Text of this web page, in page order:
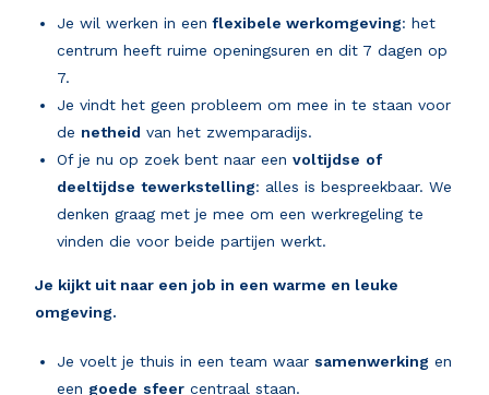
Je wil werken in een flexibele werkomgeving: het
centrum heeft ruime openingsuren en dit 7 dagen op
7.
Je vindt het geen probleem om mee in te staan voor
de netheid van het zwemparadijs.
Of je nu op zoek bent naar eenvoltijdse of
deeltijdse tewerkstelling: alles is bespreekbaar. We
denken graag met je mee om een werkregeling te
vinden die voor beide partijen werkt.
Je kijkt uit naar een job in een warme en leuke
omgeving.
Je voelt je thuis in een team waar samenwerking en
een goede sfeer centraal staan.